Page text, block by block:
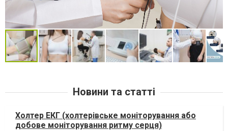
Новини та статті
Холтер ЕКГ (холтерівське моніторування або
добове моніторування ритму серця)